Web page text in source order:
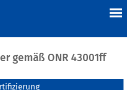
gemäß ONR 43001ff